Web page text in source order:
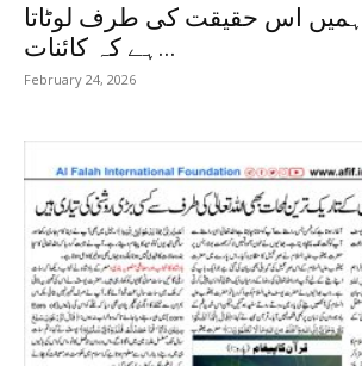
ہمیں اس حقیقت کی طرف لوٹاتا
ہے کہ کائنات...
February 24, 2026